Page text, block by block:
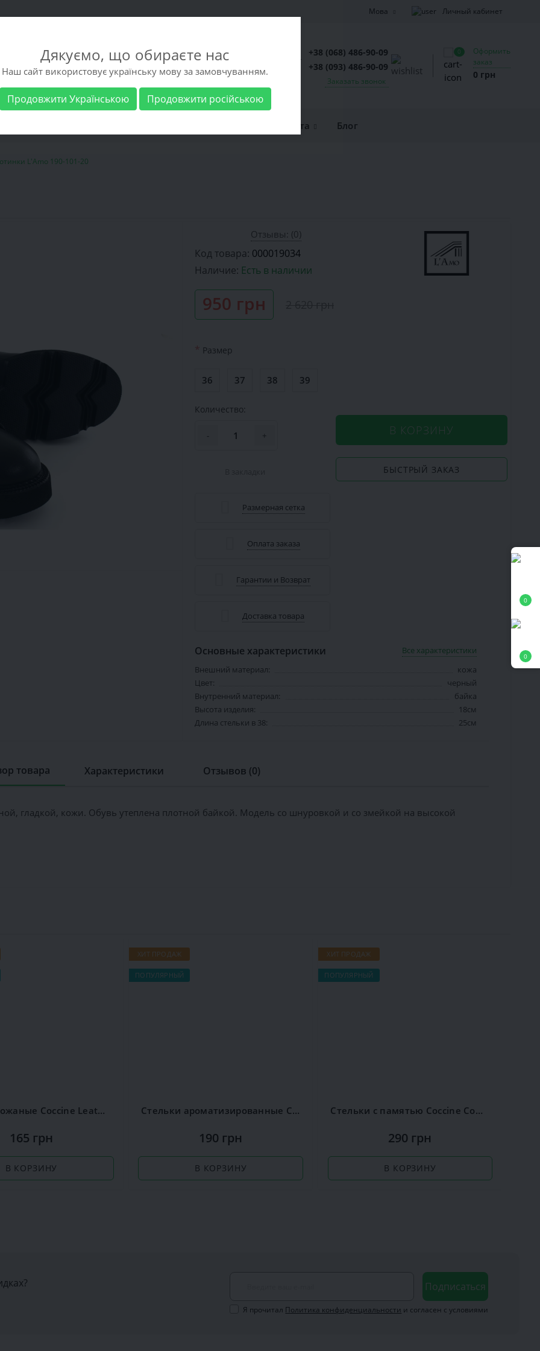
0
0
Мова Личный кабинет
+38 (068) 486-90-09
+38 (093) 486-90-09
Заказать звонок
0
Оформить
заказ
0 грн
Доставка и оплата Блог
L'Amo 190-101-20
Отзывы: (0)
Код товара: 000019034
Наличие: Есть в наличии
950 грн
* Размер
36 37 38 39
Количество:
- + В КОРЗИНУ
БЫСТРЫЙ ЗАКАЗ
Размерная сетка
Оплата заказа
Гарантии и Возврат
Доставка товара
Основные характеристики
Все характеристики
Внешний материал:
кожа
Цвет:
черный
Внутренний материал:
байка
Высота изделия:
18см
Длина стельки в 38:
25см
товара Характеристики Отзывов (0)
гладкой, кожи. Обувь утеплена плотной байкой. Модель со шнуровкой и со змейкой на высокой
Стельки кожаные Coccine Leather on Latex
165 грн
В КОРЗИНУ
ХИТ ПРОДАЖ
ПОПУЛЯРНЫЙ
Стельки ароматизированные Сoccine Silver
190 грн
В КОРЗИНУ
ХИТ ПРОДАЖ
ПОПУЛЯРНЫЙ
Стельки с памятью Coccine Comfort Sport
290 грн
В КОРЗИНУ
Подписаться
Я прочитал Политика конфиденциальности и согласен с условиями
Дякуємо, що обираєте нас
Наш сайт використовує українську мову за замовчуванням.
Продовжити Українською Продовжити російською